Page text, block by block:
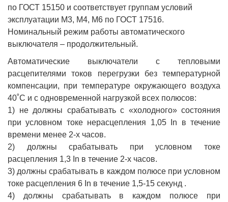
по ГОСТ 15150 и соответствует группам условий
эксплуатации М3, М4, М6 по ГОСТ 17516.
Номинальный режим работы автоматического
выключателя – продолжительный.
Автоматические выключатели с тепловыми
расцепителями токов перегрузки без температурной
компенсации, при температуре окружающего воздуха
40˚С и с одновременной нагрузкой всех полюсов:
1) не должны срабатывать с «холодного» состояния
при условном токе нерасцепления 1,05 In в течение
времени менее 2-х часов.
2) должны срабатывать при условном токе
расцепления 1,3 In в течение 2-х часов.
3) должны срабатывать в каждом полюсе при условном
токе расцепления 6 In в течение 1,5-15 секунд .
4) должны срабатывать в каждом полюсе при